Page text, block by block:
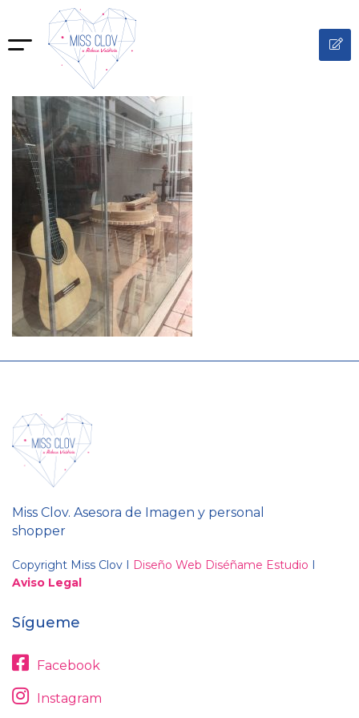
Miss Clov. Asesora de Imagen y personal
shopper
Copyright Miss Clov I Diseño Web Diséñame Estudio I
Aviso Legal
Sígueme
Facebook
Instagram